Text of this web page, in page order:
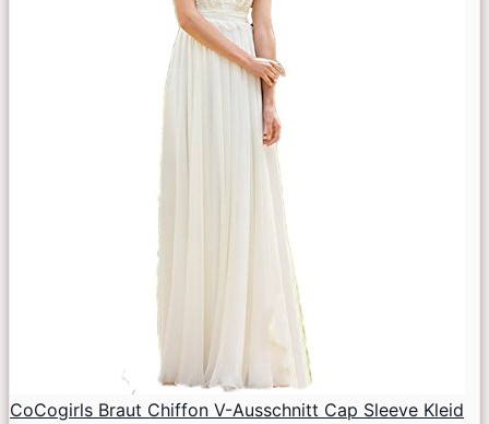
CoCogirls Braut Chiffon V-Ausschnitt Cap Sleeve Kleid